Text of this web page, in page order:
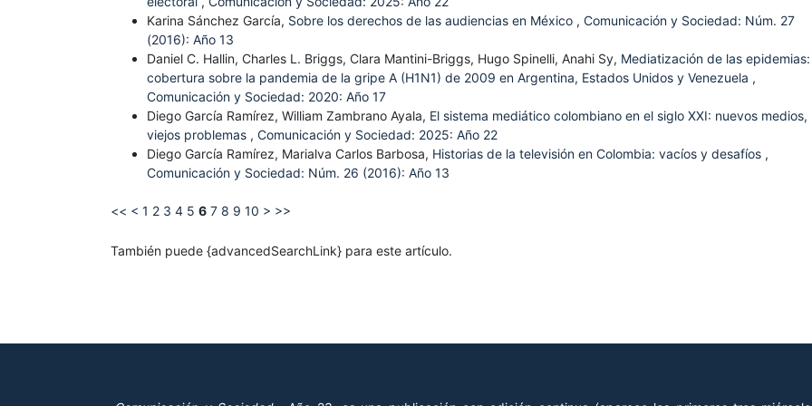
Karina Sánchez García, Sobre los derechos de las audiencias en México , Comunicación y Sociedad: Núm. 27
(2016): Año 13
Daniel C. Hallin, Charles L. Briggs, Clara Mantini-Briggs, Hugo Spinelli, Anahi Sy, Mediatización de las
cobertura sobre la pandemia de la gripe A (H1N1) de 2009 en Argentina, Estados Unidos y Venezuela ,
Comunicación y Sociedad: 2020: Año 17
Diego García Ramírez, William Zambrano Ayala, El sistema mediático colombiano en el siglo XXI: nuevos medios,
viejos problemas , Comunicación y Sociedad: 2025: Año 22
Diego García Ramírez, Marialva Carlos Barbosa, Historias de la televisión en Colombia: vacíos y desafíos ,
Comunicación y Sociedad: Núm. 26 (2016): Año 13
<< < 1 2 3 4 5 6 7 8 9 10 > >>
También puede {advancedSearchLink} para este artículo.